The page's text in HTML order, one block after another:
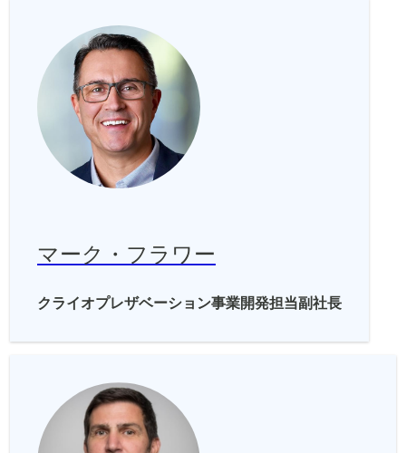
マーク・フラワー
クライオプレザベーション事業開発担当副社長